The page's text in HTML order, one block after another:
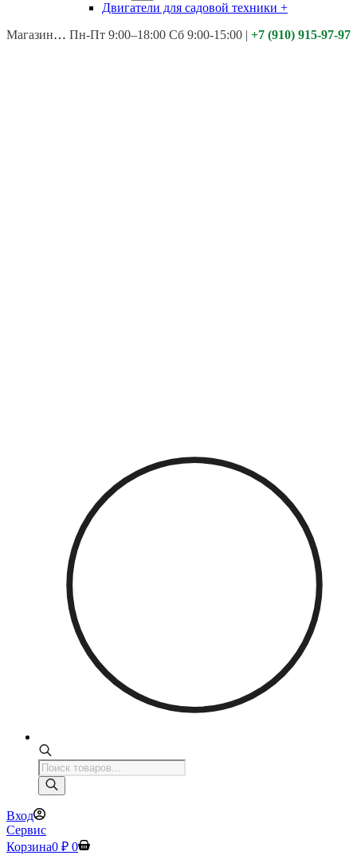
Двигатели для садовой техники +
Магазины: Калуга ул. Московская д.113
Пн-Пт 9:00–18:00 Сб 9:00-15:00 | +7 (910) 915-97-97
Поиск
товаров
Вход
Сервис
Корзина0 ₽ 0